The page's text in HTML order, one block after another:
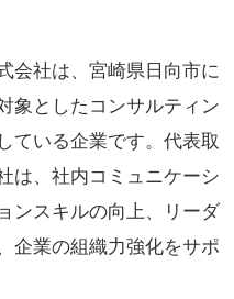
会社は、宮崎県日向市に
象としたコンサルティン
ている企業です。代表取
は、社内コミュニケーシ
ンスキルの向上、リーダ
企業の組織力強化をサポ